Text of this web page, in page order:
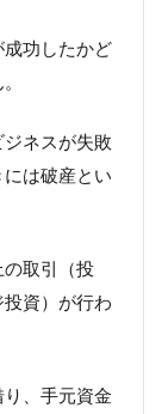
功したかど
ネスが失敗
は破産とい
取引（投
資）が行わ
、手元資金